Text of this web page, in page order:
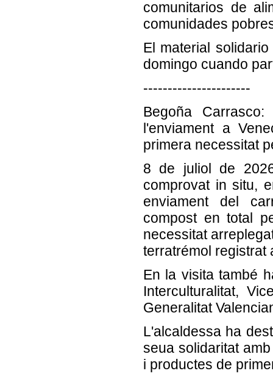
comunitarios de
comunidades
El material
domingo cuando
----------------------
Begoña
l'enviament a
primera necessitat
8 de juliol de
comprovat in situ,
enviament del
compost en total
necessitat
terratrémol registrat
En la visita també
Interculturalitat,
Generalitat
L'alcaldessa ha
seua solidaritat
i productes de